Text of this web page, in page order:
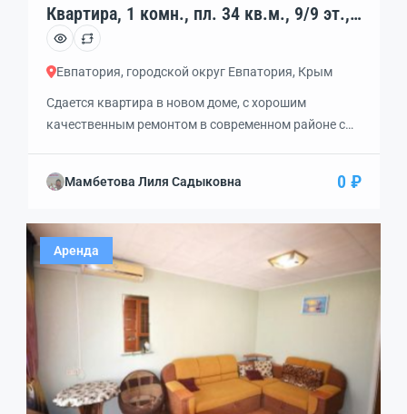
Квартира, 1 комн., пл. 34 кв.м., 9/9 эт.,
код: 340841
Евпатория, городской округ Евпатория, Крым
Сдается квартира в новом доме, с хорошим
качественным ремонтом в современном районе с
дорогая сантехника. В доме счётчики на отопление
продуктовый рынок, в трёх минутах ходьбы новая
школа и […]
Мамбетова Лиля Садыковна 0 ₽
Аренда